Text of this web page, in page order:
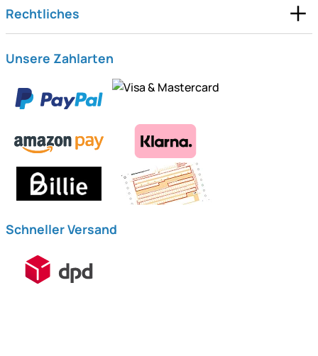
Rechtliches
Unsere Zahlarten
Schneller Versand